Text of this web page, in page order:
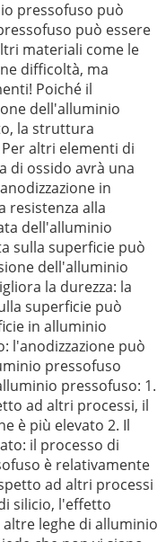
pressofuso può
può essere
materiali come le
difficoltà, ma
Poiché il
dell'alluminio
la struttura
altri elementi di
di ossido avrà una
in
resistenza alla
dell'alluminio
sulla superficie può
dell'alluminio
la durezza: la
superficie può
in alluminio
l'anodizzazione può
pressofuso
pressofuso: 1.
ad altri processi, il
è più elevato 2. Il
il processo di
è relativamente
ad altri processi
silicio, l'effetto
leghe di alluminio